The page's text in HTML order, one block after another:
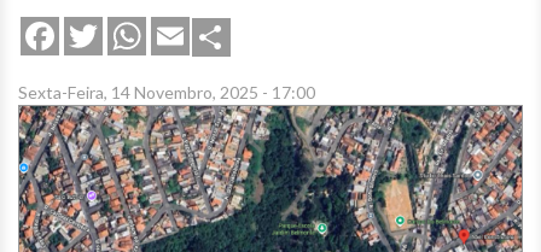
FacebookTwitterWhatsApp
Email
Sexta-Feira, 14 Novembro, 2025 - 17:00